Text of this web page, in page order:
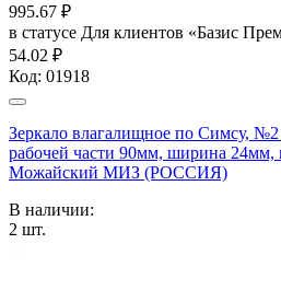
995.67 ₽
в статусе Для клиентов «Базис
54.02 ₽
Код: 01918
Зеркало влагалищное по Симсу,
рабочей части 90мм, ширина 24мм,
Можайский МИЗ (РОССИЯ)
В наличии:
2 шт.